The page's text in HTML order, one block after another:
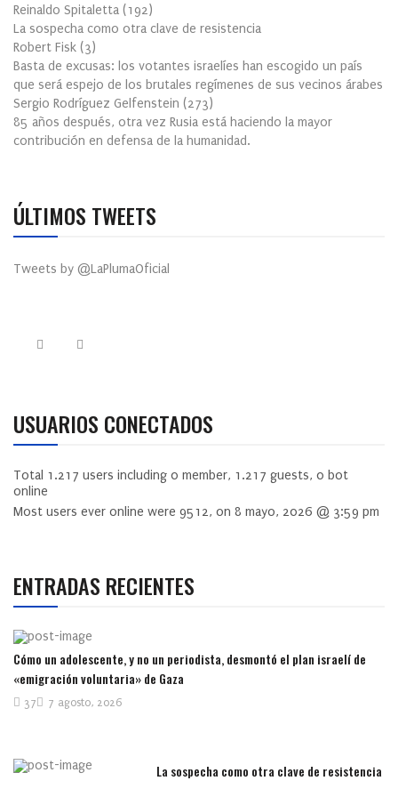
Reinaldo Spitaletta (192)
La sospecha como otra clave de resistencia
Robert Fisk (3)
Basta de excusas: los votantes israelíes han escogido un país
que será espejo de los brutales regímenes de sus vecinos árabes
Sergio Rodríguez Gelfenstein (273)
85 años después, otra vez Rusia está haciendo la mayor
contribución en defensa de la humanidad.
ÚLTIMOS TWEETS
Tweets by @LaPlumaOficial
USUARIOS CONECTADOS
Total 1.217 users including 0 member, 1.217 guests, 0 bot
online
Most users ever online were 9512, on 8 mayo, 2026 @ 3:59 pm
ENTRADAS RECIENTES
Cómo un adolescente, y no un periodista, desmontó el plan israelí de
«emigración voluntaria» de Gaza
7 agosto, 2026
37
La sospecha como otra clave de resistencia